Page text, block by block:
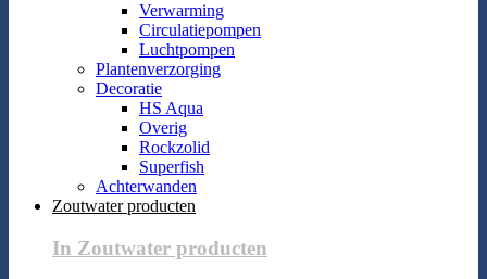
Verwarming
Circulatiepompen
Luchtpompen
Plantenverzorging
Decoratie
HS Aqua
Overig
Rockzolid
Superfish
Achterwanden
Zoutwater producten
In Zoutwater producten